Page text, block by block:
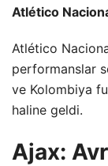
Atlético
Atlético
performanslar
ve Kolombiya
haline geldi.
Ajax: